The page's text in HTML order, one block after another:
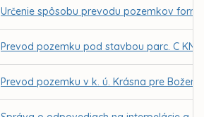
Určenie spôsobu prevodu pozemkov
Prevod pozemku pod stavbou parc. C KN
Prevod pozemku v k. ú. Krásna pre